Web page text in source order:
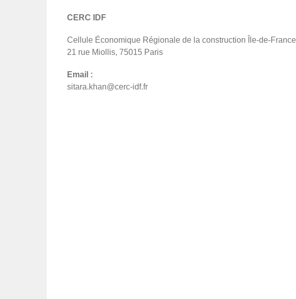
CERC IDF
Cellule Économique Régionale de la construction Île-de-France
21 rue Miollis, 75015 Paris
Email :
sitara.khan@cerc-idf.fr